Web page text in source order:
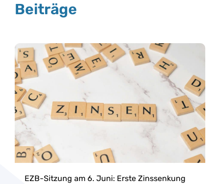
Beiträge
EZB-Sitzung am 6. Juni: Erste Zinssenkung